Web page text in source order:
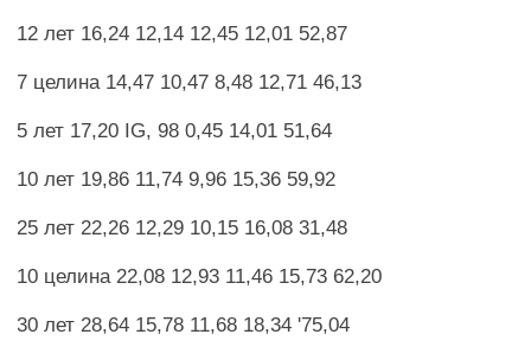
12 лет 16,24 12,14 12,45 12,01 52,87
7 целина 14,47 10,47 8,48 12,71 46,13
5 лет 17,20 IG, 98 0,45 14,01 51,64
10 лет 19,86 11,74 9,96 15,36 59,92
25 лет 22,26 12,29 10,15 16,08 31,48
10 целина 22,08 12,93 11,46 15,73 62,20
30 лет 28,64 15,78 11,68 18,34 '75,04